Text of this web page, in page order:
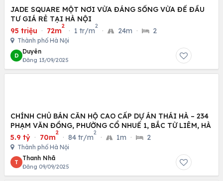
JADE SQUARE MỘT NƠI VỪA ĐÁNG SỐNG VỪA ĐỂ ĐẦU
TƯ GIÁ RẺ TẠI HÀ NỘI
95 triệu · 72m
2
· 1 tr/m
2
· 24m · 2
Thành phố Hà Nội
D
Duyên
Đăng 13/09/2025
CHÍNH CHỦ BÁN CĂN HỘ CAO CẤP DỰ ÁN THÁI HÀ – 234
PHẠM VĂN ĐỒNG, PHƯỜNG CỔ NHUẾ 1, BẮC TỪ LIÊM, HÀ
5.9 tỷ · 70m
2
· 84 tr/m
2
· 1m · 2
Thành phố Hà Nội
T
Thanh Nhã
Đăng 09/09/2025